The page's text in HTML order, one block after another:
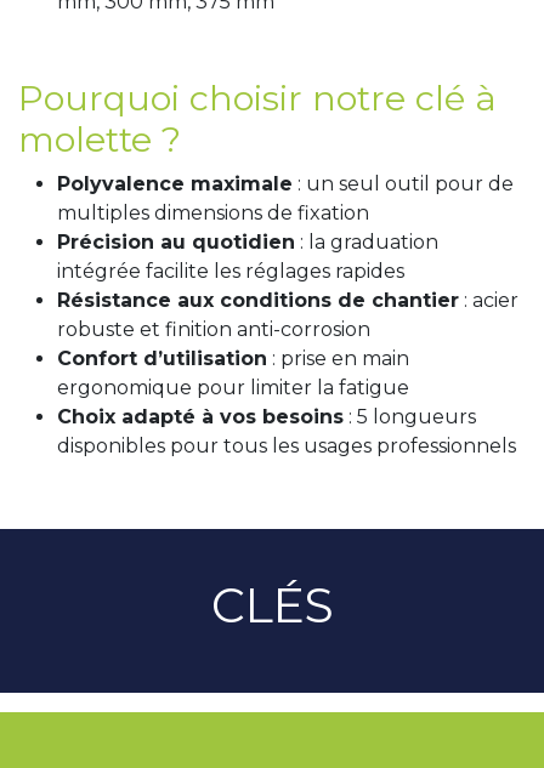
Pourquoi choisir notre clé à
molette ?
Polyvalence maximale : un seul outil pour de
multiples dimensions de fixation
Précision au quotidien : la graduation
intégrée facilite les réglages rapides
Résistance aux conditions de chantier : acier
robuste et finition anti-corrosion
Confort d’utilisation : prise en main
ergonomique pour limiter la fatigue
Choix adapté à vos besoins : 5 longueurs
disponibles pour tous les usages professionnels
CLÉS